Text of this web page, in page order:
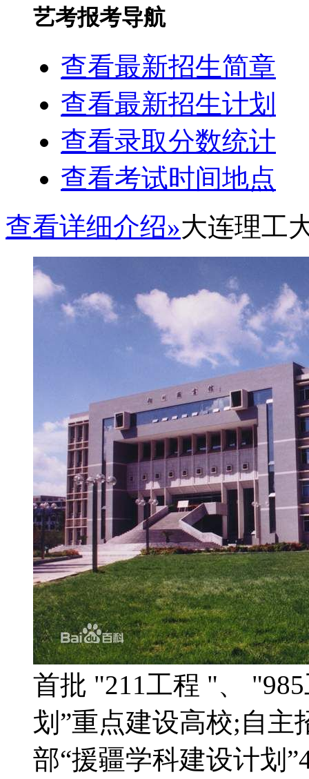
艺考报考导航
查看最新招生简章
查看最新招生计划
查看录取分数统计
查看考试时间地点
查看详细介绍»大连理工
首批 "211工程 "、
划”重点建设高校;自
部“援疆学科建设计划